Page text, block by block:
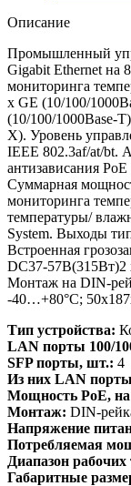
Описание
Промышленный
Gigabit Ethernet на
мониторинга
x GE (10/100/
(10/100/1000Base-
X). Уровень
IEEE 802.3af/at/bt.
антизависания
Суммарная
мониторинга
температуры/
System. Выходы
Встроенная
DC37-57В(315Вт)2
Монтаж на DIN-
-40…+80°С;
Тип устройства:
LAN порты 100/
SFP порты, шт.: 4
Из них LAN
Мощность РоЕ, на
Монтаж: DIN-
Напряжение
Потребляемая
Диапазон
Габаритные